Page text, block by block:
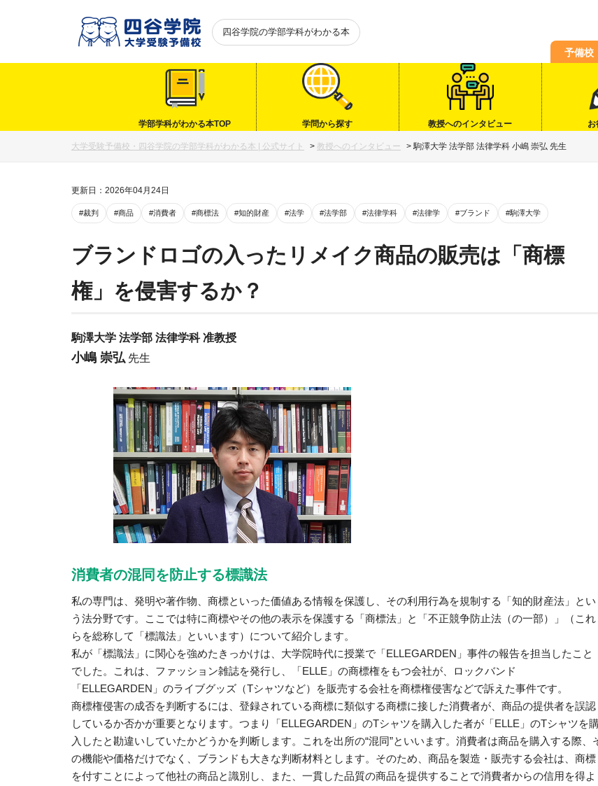
四谷学院の学部学科がわかる本
予備校
学部学科がわかる本TOP 学問から探す 教授へのインタビュー お
大学受験予備校・四谷学院の学部学科がわかる本 | 公式サイト > 教授へのインタビュー >駒澤大学 法学部 法律学科 小嶋 崇弘 先生
更新日：2026年04月24日
#裁判 #商品 #消費者 #商標法 #知的財産 #法学 #法学部 #法律学科 #法律学 #ブランド #駒澤大学
ブランドロゴの入ったリメイク商品の販売は「商標
権」を侵害するか？
駒澤大学 法学部 法律学科 准教授
小嶋 崇弘 先生
消費者の混同を防止する標識法
私の専門は、発明や著作物、商標といった価値ある情報を保護し、その利用行為を規制する「知的財産法」とい
う法分野です。ここでは特に商標やその他の表示を保護する「商標法」と「不正競争防止法（の一部）」（これ
らを総称して「標識法」といいます）について紹介します。
私が「標識法」に関心を強めたきっかけは、大学院時代に授業で「ELLEGARDEN」事件の報告を担当したこと
でした。これは、ファッション雑誌を発行し、「ELLE」の商標権をもつ会社が、ロックバンド
「ELLEGARDEN」のライブグッズ（Tシャツなど）を販売する会社を商標権侵害などで訴えた事件です。
商標権侵害の成否を判断するには、登録されている商標に類似する商標に接した消費者が、商品の提供者を誤認
しているか否かが重要となります。つまり「ELLEGARDEN」のTシャツを購入した者が「ELLE」のTシャツを
入したと勘違いしていたかどうかを判断します。これを出所の“混同”といいます。消費者は商品を購入する際、
の機能や価格だけでなく、ブランドも大きな判断材料とします。そのため、商品を製造・販売する会社は、商標
を付すことによって他社の商品と識別し、また、一貫した品質の商品を提供することで消費者からの信用を得よ